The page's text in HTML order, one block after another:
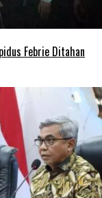
Febrie Ditahan